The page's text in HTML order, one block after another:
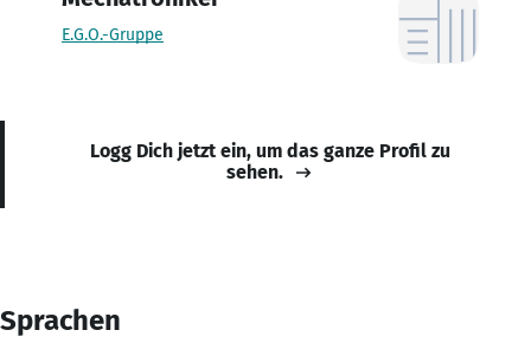
E.G.O.-Gruppe
Logg Dich jetzt ein, um das ganze Profil zu
sehen.
Sprachen